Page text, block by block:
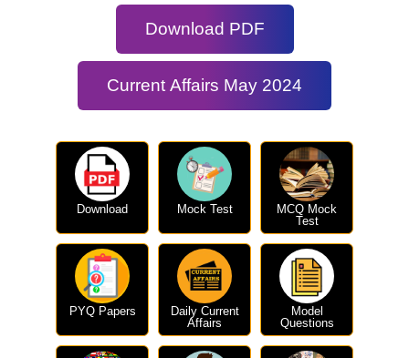
Download PDF
Current Affairs May 2024
Download Mock Test
MCQ Mock
Test
PYQ Papers
Daily Current
Affairs
Model
Questions